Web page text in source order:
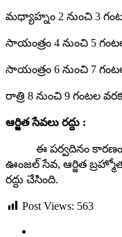
మధ్యాహ్నం 2 నుంచి 3
సాయంత్రం 4 నుంచి 5
సాయంత్రం 6 నుంచి 7
రాత్రి 8 నుంచి 9 గంటల
ఆర్జిత సేవలు రద్దు :
ఈ పర్వదినం
ఊంజల్ సేవ, ఆర్జిత
రద్దు చేసింది.
Post Views: 563